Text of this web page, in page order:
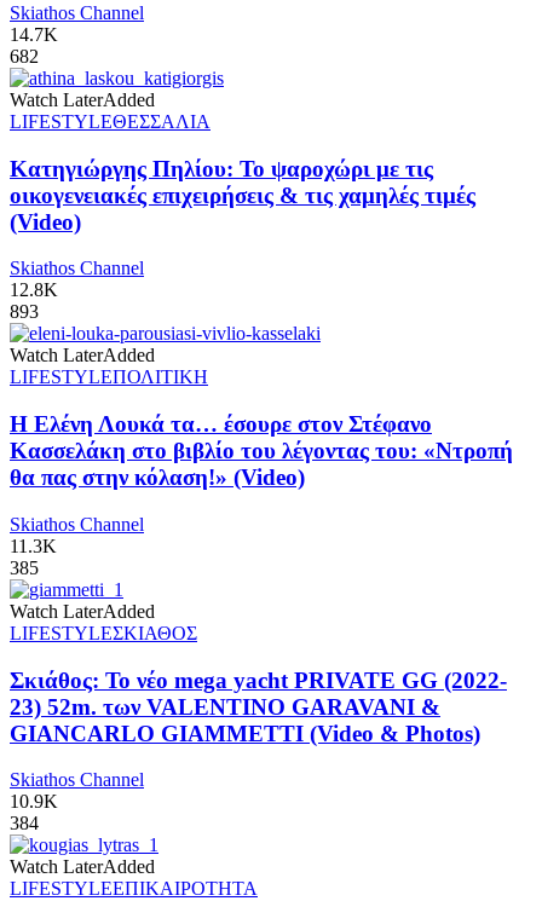
Skiathos Channel
14.7K
682
Watch LaterAdded
LIFESTYLEΘΕΣΣΑΛΙΑ
Κατηγιώργης Πηλίου: Το ψαροχώρι με τις
οικογενειακές επιχειρήσεις & τις χαμηλές τιμές
(Video)
Skiathos Channel
12.8K
893
Watch LaterAdded
LIFESTYLEΠΟΛΙΤΙΚΗ
Η Ελένη Λουκά τα… έσουρε στον Στέφανο
Κασσελάκη στο βιβλίο του λέγοντας του: «Ντροπή
θα πας στην κόλαση!» (Video)
Skiathos Channel
11.3K
385
Watch LaterAdded
LIFESTYLEΣΚΙΑΘΟΣ
Σκιάθος: Το νέο mega yacht PRIVATE GG (2022-
23) 52m. των VALENTINO GARAVANI &
GIANCARLO GIAMMETTI (Video & Photos)
Skiathos Channel
10.9K
384
Watch LaterAdded
LIFESTYLEΕΠΙΚΑΙΡΟΤΗΤΑ